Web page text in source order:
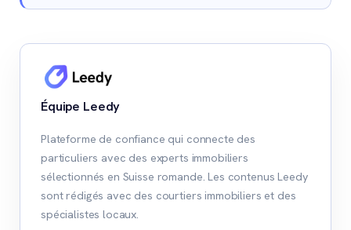
Équipe Leedy
Plateforme de confiance qui connecte des
particuliers avec des experts immobiliers
sélectionnés en Suisse romande. Les contenus Leedy
sont rédigés avec des courtiers immobiliers et des
spécialistes locaux.